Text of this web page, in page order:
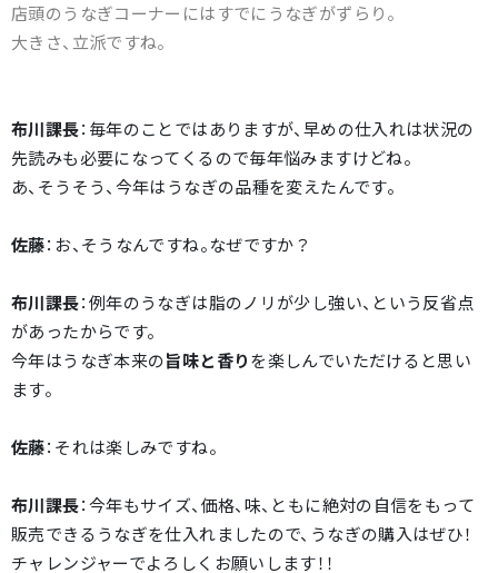
店頭のうなぎコーナーにはすでにうなぎがずらり。
大きさ、立派ですね。
布川課長：毎年のことではありますが、早めの仕入れは状況の
先読みも必要になってくるので毎年悩みますけどね。
あ、そうそう、今年はうなぎの品種を変えたんです。
佐藤：お、そうなんですね。なぜですか？
布川課長：例年のうなぎは脂のノリが少し強い、という反省点
があったからです。
今年はうなぎ本来の旨味と香りを楽しんでいただけると思い
ます。
佐藤：それは楽しみですね。
布川課長：今年もサイズ、価格、味、ともに絶対の自信をもって
販売できるうなぎを仕入れましたので、うなぎの購入はぜひ！
チャレンジャーでよろしくお願いします！！